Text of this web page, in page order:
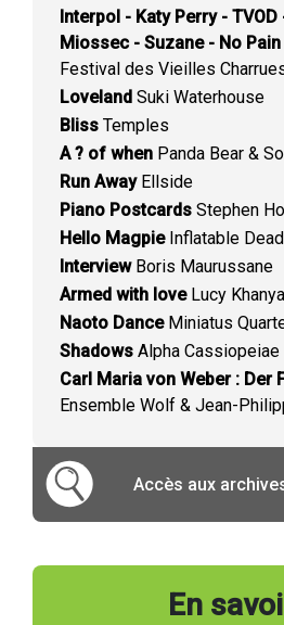
Interpol - Katy Perry -
Miossec - Suzane - No
Festival des Vieilles
Loveland Suki Waterhouse
Bliss Temples
A ? of when Panda Bear &
Run AwayEllside
Piano Postcards Stephen
Hello MagpieInflatable
InterviewBoris Maurussane
Armed with loveLucy
Naoto DanceMiniatus
Shadows Alpha Cassiopeiae
Carl Maria von Weber : Der
Ensemble Wolf & Jean-
Accès aux
En